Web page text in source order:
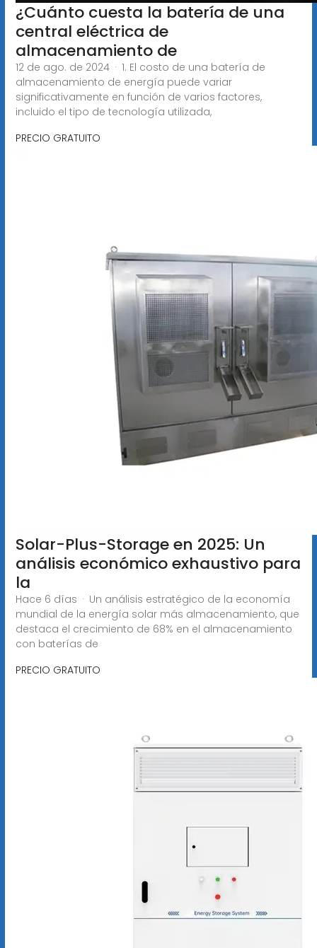
¿Cuánto cuesta la batería de una
central eléctrica de
almacenamiento de
12 de ago. de 2024 · 1. El costo de una batería de
almacenamiento de energía puede variar
significativamente en función de varios factores,
incluido el tipo de tecnología utilizada,
PRECIO GRATUITO
Solar-Plus-Storage en 2025: Un
análisis económico exhaustivo para
la
Hace 6 días · Un análisis estratégico de la economía
mundial de la energía solar más almacenamiento, que
destaca el crecimiento de 68% en el almacenamiento
con baterías de
PRECIO GRATUITO